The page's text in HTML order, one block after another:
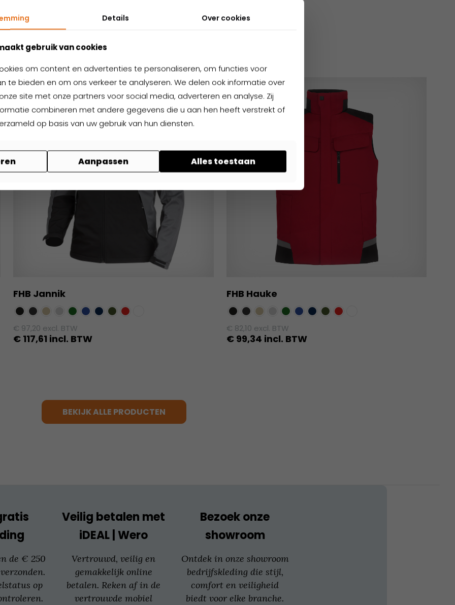
Nog niet gevonden wat je zoekt?
producten
FHB Jannik
€ 97,20 excl. BTW
€ 117,61 incl. BTW
variaties.
productpagina
FHB Hauke
€ 82,10 excl. BTW
€99,34 incl. BTW
productpagina
BEKIJK ALLE PRODUCTEN
de € 250
op
Veilig betalen met
iDEAL | Wero
Vertrouwd, veilig en
gemakkelijk online
betalen. Reken af in de
vertrouwde mobiel
Bezoek onze
showroom
Ontdek in onze showroom
bedrijfskleding die stijl,
comfort en veiligheid
biedt voor elke branche.
Details Over cookies
gebruik van cookies
om content en advertenties te personaliseren, om functies voor
te bieden en om ons verkeer te analyseren. We delen ook informatie over
site met onze partners voor social media, adverteren en analyse. Zij
combineren met andere gegevens die u aan hen heeft verstrekt of
op basis van uw gebruik van hun diensten.
Aanpassen Alles toestaan